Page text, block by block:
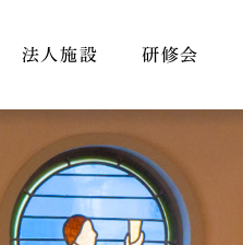
法人施設 研修会